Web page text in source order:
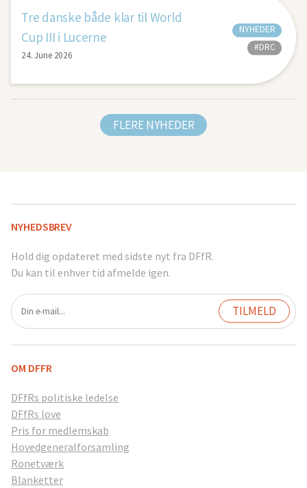
Tre danske både klar til World
Cup III i Lucerne
24. June 2026
NYHEDER
#DRC
FLERE NYHEDER
NYHEDSBREV
Hold dig opdateret med sidste nyt fra DFfR.
Du kan til enhver tid afmelde igen.
OM DFFR
DFfRs politiske ledelse
DFfRs love
Pris for medlemskab
Hovedgeneralforsamling
Ronetværk
Blanketter